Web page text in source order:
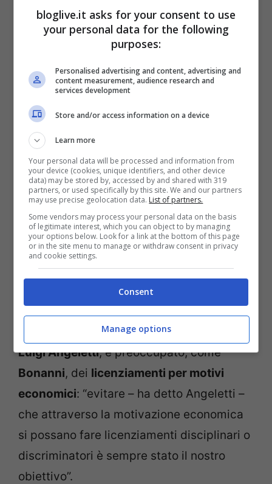
Cisle
vorrebbero alcuni cambiamenti per quanto
riguarda l’articolo 18.Raffaele Bonanni,
segretarioCisl, ha presentato aMario
Montila sua proposta riguardo l’articolo
18: in caso di contenzioso, se nel processo
si accerta che il licenziamento è avvenuto
per motivi diversi da quelli economici
(ossia abusi, irregolarità, discriminazione),
il giudice deve essere in grado di annullare
il licenziamento. Il segretario della
Luigi Angeletti, è preoccupato, come
Bonanni, dei licenziamenti per motivi
economici: “evitare – ha detto Angeletti –
che attraverso la motivazione economica
si possano fare licenziamenti disciplinari o
discriminatori è sempre stato il nostro
obiettivo”.
bloglive.it asks for your consent to use
your personal data for the following
purposes:
Personalised advertising and content, advertising and
content measurement, audience research and
services development
Store and/or access information on a device
Learn more
Your personal data will be processed and information from
your device (cookies, unique identifiers, and other device
data) may be stored by, accessed by and shared with 319
partners, or used specifically by this site. We and our partners
may use precise geolocation data. List of partners.
Some vendors may process your personal data on the basis
of legitimate interest, which you can object to by managing
your options below. Look for a link at the bottom of this page
or in the site menu to manage or withdraw consent in privacy
and cookie settings.
Consent
Manage options